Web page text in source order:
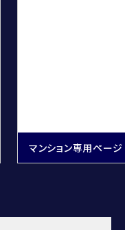
マンション専用ページ